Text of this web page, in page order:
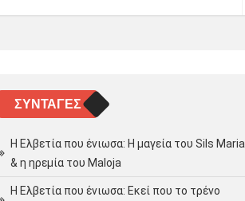
ΣΥΝΤΑΓΈΣ
Η Ελβετία που ένιωσα: Η μαγεία του Sils Maria
& η ηρεμία του Maloja
Η Ελβετία που ένιωσα: Εκεί που το τρένο